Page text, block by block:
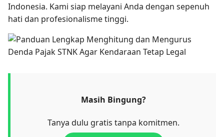
Indonesia. Kami siap melayani Anda dengan sepenuh
hati dan profesionalisme tinggi.
Masih Bingung?
Tanya dulu gratis tanpa komitmen.